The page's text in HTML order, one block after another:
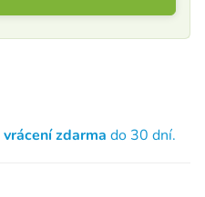
vrácení zdarma do 30 dní.